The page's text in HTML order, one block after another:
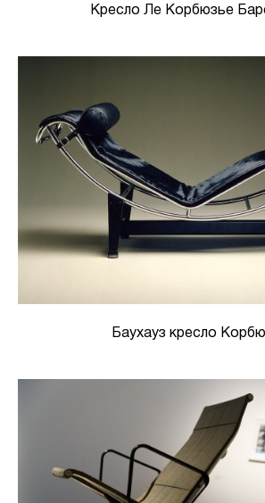
Кресло Ле Корбюзье
Баухауз кресло